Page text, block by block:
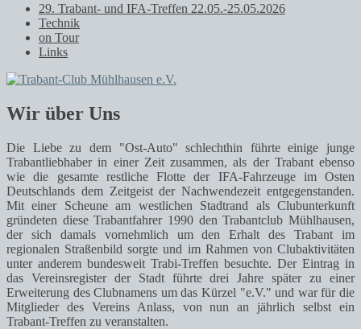
29. Trabant- und IFA-Treffen 22.05.-25.05.2026
Technik
on Tour
Links
Wir über Uns
Die Liebe zu dem "Ost-Auto" schlechthin führte einige junge
Trabantliebhaber in einer Zeit zusammen, als der Trabant ebenso
wie die gesamte restliche Flotte der IFA-Fahrzeuge im Osten
Deutschlands dem Zeitgeist der Nachwendezeit entgegenstanden.
Mit einer Scheune am westlichen Stadtrand als Clubunterkunft
gründeten diese Trabantfahrer 1990 den Trabantclub Mühlhausen,
der sich damals vornehmlich um den Erhalt des Trabant im
regionalen Straßenbild sorgte und im Rahmen von Clubaktivitäten
unter anderem bundesweit Trabi-Treffen besuchte. Der Eintrag in
das Vereinsregister der Stadt führte drei Jahre später zu einer
Erweiterung des Clubnamens um das Kürzel "e.V." und war für die
Mitglieder des Vereins Anlass, von nun an jährlich selbst ein
Trabant-Treffen zu veranstalten.